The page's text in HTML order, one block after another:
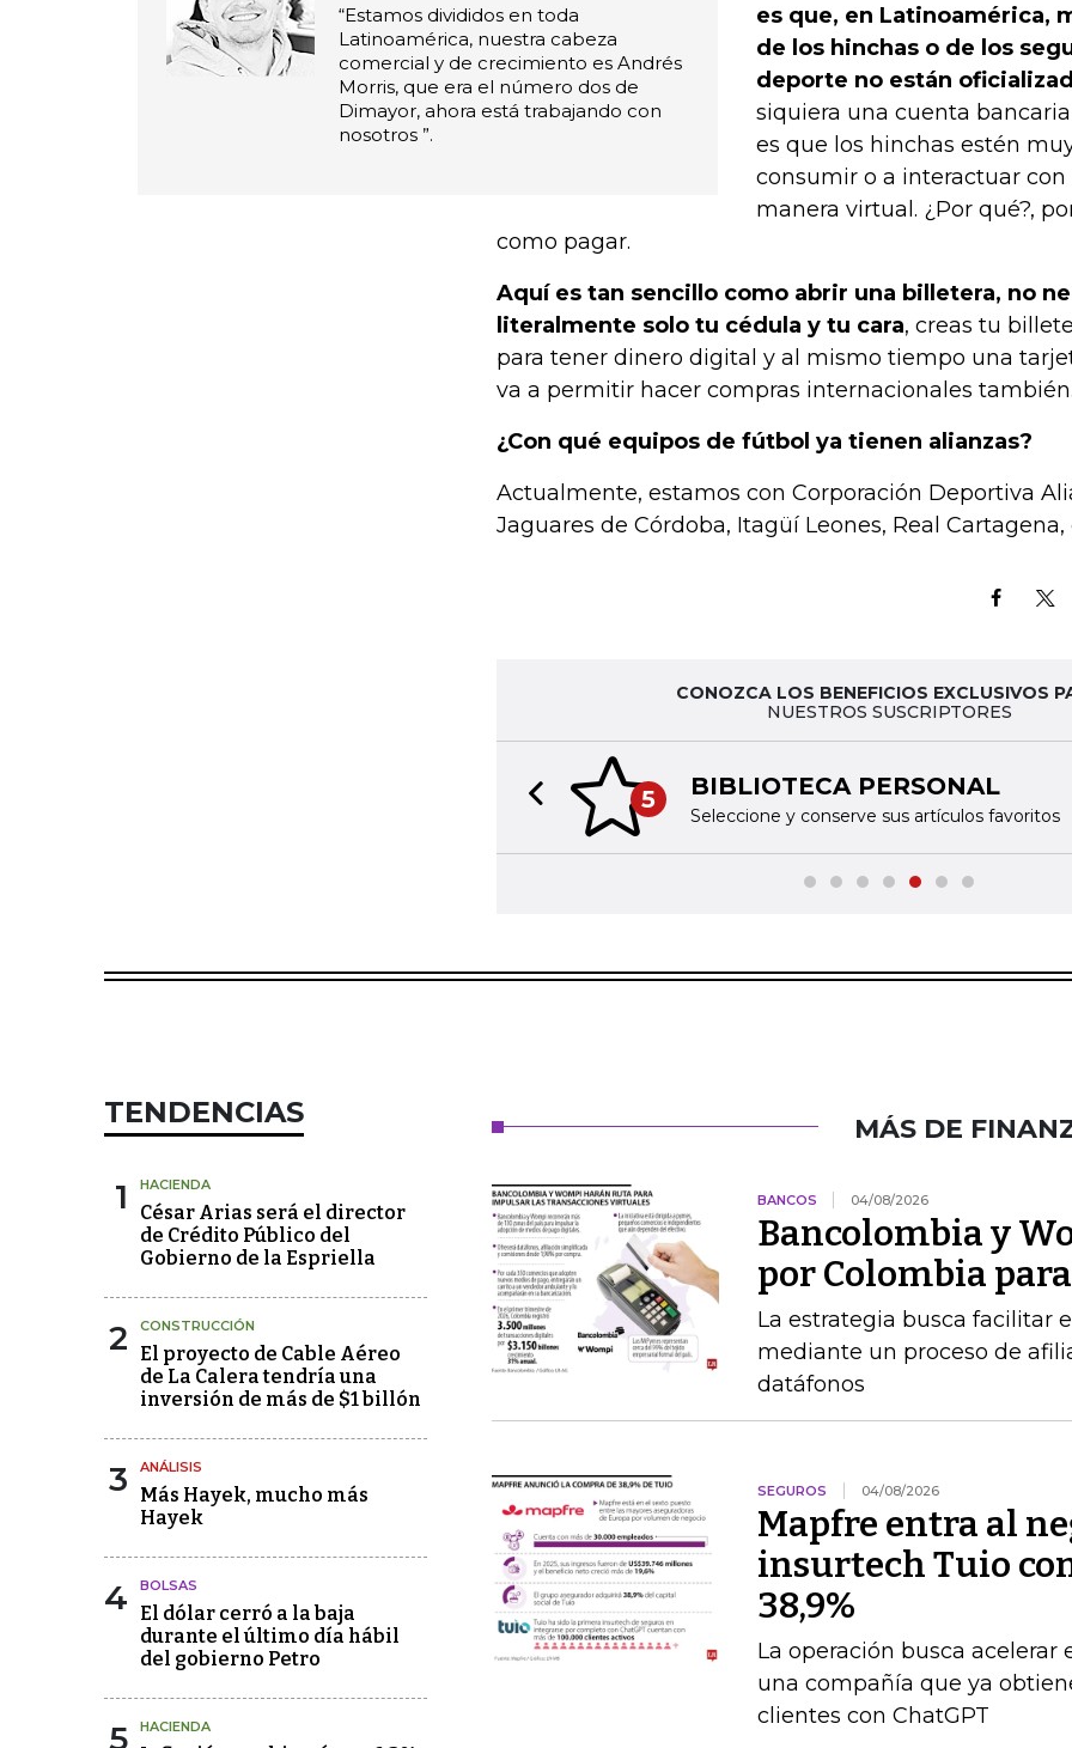
“Estamos divididos en toda
Latinoamérica, nuestra cabeza
comercial y de crecimiento es Andrés
Morris, que era el número dos de
Dimayor, ahora está trabajando con
nosotros ”.
es que, en Latinoamérica,
de los hinchas o de los
deporte no están
siquiera una cuenta
es que los hinchas estén
consumir o a interactuar con
manera virtual. ¿Por qué?,
como pagar.
Aquí es tan sencillo como abrir una billetera, no
literalmente solo tu cédula y tu cara, creas tu
para tener dinero digital y al mismo tiempo una
va a permitir hacer compras internacionales
¿Con qué equipos de fútbol ya tienen alianzas?
Actualmente, estamos con Corporación Deportiva
Jaguares de Córdoba, Itagüí Leones, Real
CONOZCA LOS BENEFICIOS EXCLUSIVOS
NUESTROS SUSCRIPTORES
5 BIBLIOTECA PERSONAL
Seleccione y conserve sus artículos favoritos
Previous slide
TENDENCIAS
1 HACIENDA
César Arias será el director
de Crédito Público del
Gobierno de la Espriella
2 CONSTRUCCIÓN
El proyecto de Cable Aéreo
de La Calera tendría una
inversión de más de $1 billón
3 ANÁLISIS
Más Hayek, mucho más
Hayek
4 BOLSAS
El dólar cerró a la baja
durante el último día hábil
del gobierno Petro
5 HACIENDA
MÁS DE
BANCOS 04/08/2026
Bancolombia y
por Colombia
La estrategia busca facilitar
mediante un proceso de
datáfonos
SEGUROS 04/08/2026
Mapfre entra al
insurtech Tuio
38,9%
La operación busca
una compañía que ya
clientes con ChatGPT